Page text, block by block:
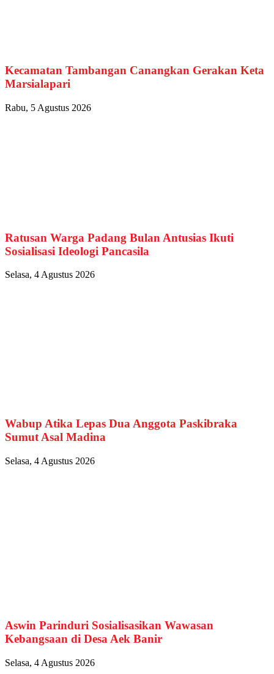
Kecamatan Tambangan Canangkan Gerakan Keta
Marsialapari
Rabu, 5 Agustus 2026
Ratusan Warga Padang Bulan Antusias Ikuti
Sosialisasi Ideologi Pancasila
Selasa, 4 Agustus 2026
Wabup Atika Lepas Dua Anggota Paskibraka
Sumut Asal Madina
Selasa, 4 Agustus 2026
Aswin Parinduri Sosialisasikan Wawasan
Kebangsaan di Desa Aek Banir
Selasa, 4 Agustus 2026